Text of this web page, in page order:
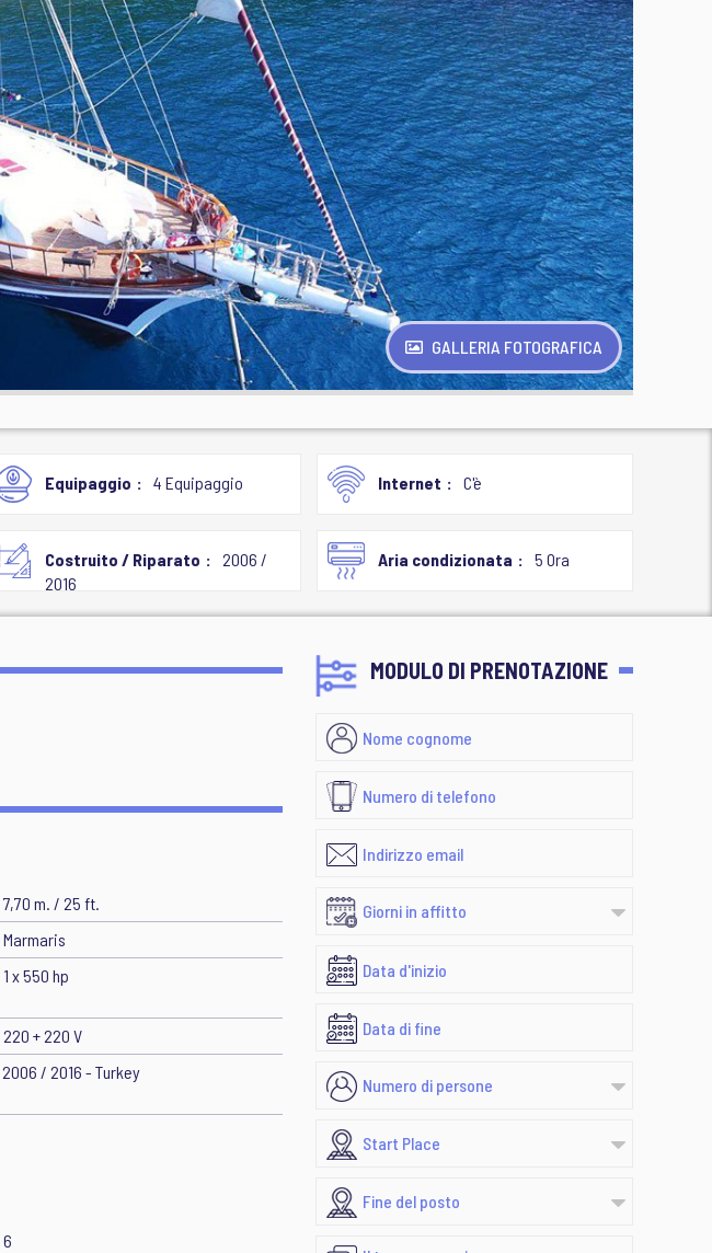
GALLERIA FOTOGRAFICA
Equipaggio 4 Equipaggio Internet C'è
Costruito / Riparato
2006 /
2016
Aria condizionata 5 Ora
7,70 m. / 25 ft.
Marmaris
1 x 550 hp
220 + 220 V
2006 / 2016 - Turkey
6
MODULO DI PRENOTAZIONE